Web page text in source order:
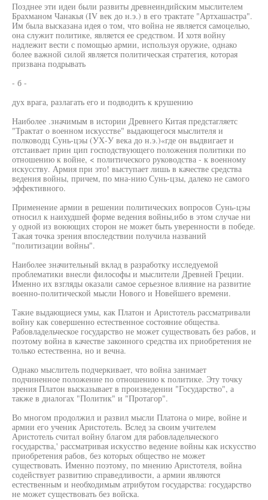
Позднее эти идеи были развиты древнеиндийским мыслителем
Брахманом Чанакья (IV век до н.э.) в его трактате "Артхашастра".
Им была высказана идея о том, что война не является самоцелью,
она служит политике, является ее средством. И хотя войну
надлежит вести с помощью армии, используя оружие, однако
более важной силой является политическая стратегия, которая
призвана подрывать
- б -
дух врага, разлагать его и подводить к крушению
Наиболее .значимым в истории Древнего Китая предстагляетс
"Трактат о военном искусстве" выдающегося мыслителя и
полководц Сунь-цэы (УХ-У века до н.э.)«где он выдвигает и
отстаивает прин цип господствующего положения политики по
отношению к войне, < политического руководства - к военному
искусству. Армия при это! выступает лишь в качестве средства
ведения войны, причем, по мна-нию Сунь-цзы, далеко не самого
эффективного.
Применение армии в решении политических вопросов Сунь-цэы
относил к наихудшей форме ведения войны,ибо в этом случае ни
у одной из воюющих сторон не может быть уверенности в победе.
Такая точка зрения впоследствии получила названий
"политизации войны".
Наиболее значительный вклад в разработку исследуемой
проблематики внесли философы и мыслители Древней Греции.
Именно их взгляды оказали самое серьезное влияние на развитие
военно-политической мысли Нового и Новейшего времени.
Такие выдающиеся умы, как Платон и Аристотель рассматривали
войну как совершенно естественное состояние общества.
Рабовладельческое государство не может существовать без рабов, и
поэтому война в качестве законного средства их приобретения не
только естественна, но и вечна.
Однако мыслитель подчеркивает, что война занимает
подчиненное положение по отношению к политике. Эту точку
зрения Платон высказывает в произведении "Государство", а
также в диалогах "Политик" и "Протагор".
Во многом продолжил и развил мысли Платона о мире, войне и
армии его ученик Аристотель. Вслед за своим учителем
Аристотель считал войну благом для рабовладельческого
государства,' рассматривая искусство ведение войны как искусство
приобретения рабов, без которых общество не может
существовать. Именно поэтому, по мнению Аристотеля, война
содействует развитию справедливости, а армии являются
естественным и необходимым атрибутом государства: государство
не может существовать без войска.